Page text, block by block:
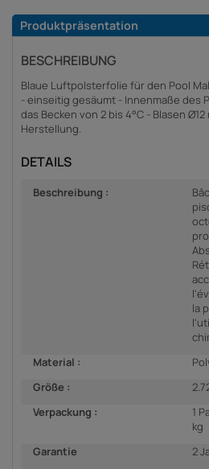
Produktpräsentation
BESCHREIBUNG
Blaue Luftpolsterfolie für den Pool
- einseitig gesäumt - Innenmaße des
das Becken von 2 bis 4°C - Blasen
Herstellung.
DETAILS
Beschreibung :
la
Material :
Größe :
Verpackung :
1
kg
Garantie
2